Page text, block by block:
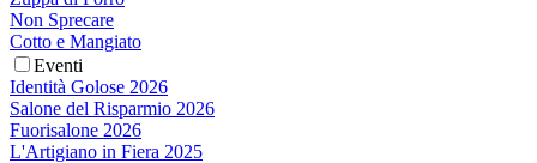
Non Sprecare
Cotto e Mangiato
Eventi
Identità Golose 2026
Salone del Risparmio 2026
Fuorisalone 2026
L'Artigiano in Fiera 2025